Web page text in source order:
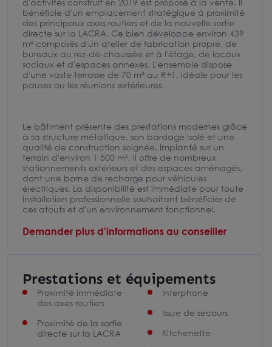
d'activités construit en 2019 est proposé à la vente. Il
bénéficie d'un emplacement stratégique à proximité
des principaux axes routiers et de la nouvelle sortie
directe sur la LACRA. Ce bien développe environ 439
m² composés d'un atelier de fabrication propre, de
bureaux au rez-de-chaussée et à l'étage, de locaux
sociaux et d'espaces annexes. L'ensemble dispose
d'une vaste terrasse de 70 m² au R+1, idéale pour les
pauses ou les réunions extérieures.
Le bâtiment présente des prestations modernes grâce
à sa structure métallique, son bardage isolé et une
qualité de construction soignée. Implanté sur un
terrain d'environ 1 500 m², il offre de nombreux
stationnements extérieurs et des espaces aménagés,
dont une borne de recharge pour véhicules
électriques. La disponibilité est immédiate pour toute
installation professionnelle souhaitant bénéficier de
ces atouts et d'un environnement fonctionnel.
Demander plus d'informations au conseiller
Prestations et équipements
Proximité immédiate
des axes routiers
Proximité de la sortie
directe sur la LACRA
Interphone
Issue de secours
Kitchenette